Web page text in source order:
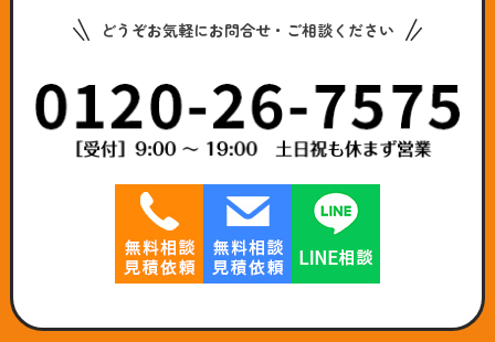
どうぞお気軽にお問合せ・ご相談ください